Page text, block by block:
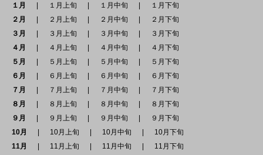
１月 １月上旬 １月中旬
１月下旬
２月
２月上旬 ２月中旬
２月下旬
３月
３月上旬 ３月中旬
３月下旬
４月
４月上旬 ４月中旬
４月下旬
５月
５月上旬 ５月中旬
５月下旬
６月
６月上旬 ６月中旬
６月下旬
７月
７月上旬 ７月中旬
７月下旬
８月
８月上旬 ８月中旬
８月下旬
９月
９月上旬 ９月中旬
９月下旬
10月
10月上旬 10月中旬
10月下旬
11月
11月上旬 11月中旬
11月下旬